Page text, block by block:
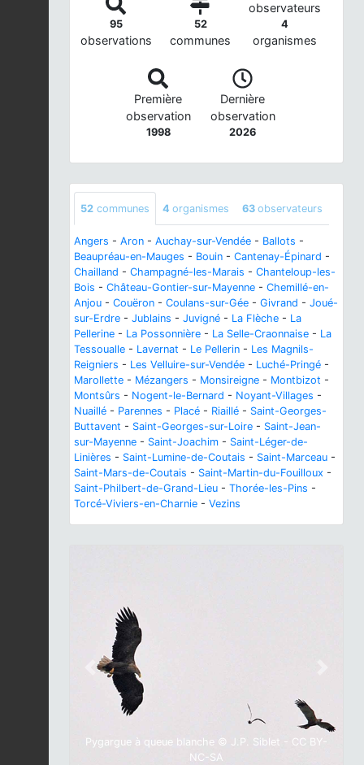
95
observations
52
communes
observateurs
4
organismes
Première
observation
1998
Dernière
observation
2026
52 communes 4 organismes 63 observateurs
Angers - Aron - Auchay-sur-Vendée - Ballots -
Beaupréau-en-Mauges - Bouin - Cantenay-Épinard -
Chailland - Champagné-les-Marais - Chanteloup-les-
Bois - Château-Gontier-sur-Mayenne - Chemillé-en-
Anjou - Couëron - Coulans-sur-Gée - Givrand - Joué-
sur-Erdre - Jublains - Juvigné - La Flèche - La
Pellerine - La Possonnière - La Selle-Craonnaise - La
Tessoualle - Lavernat - Le Pellerin - Les Magnils-
Reigniers - Les Velluire-sur-Vendée - Luché-Pringé -
Marollette - Mézangers - Monsireigne - Montbizot -
Montsûrs - Nogent-le-Bernard - Noyant-Villages -
Nuaillé - Parennes - Placé - Riaillé - Saint-Georges-
Buttavent - Saint-Georges-sur-Loire - Saint-Jean-
sur-Mayenne - Saint-Joachim - Saint-Léger-de-
Linières - Saint-Lumine-de-Coutais - Saint-Marceau -
Saint-Mars-de-Coutais - Saint-Martin-du-Fouilloux -
Saint-Philbert-de-Grand-Lieu - Thorée-les-Pins -
Torcé-Viviers-en-Charnie - Vezins
Pygargue à queue blanche © J.P. Siblet - CC BY-
NC-SA
Previous